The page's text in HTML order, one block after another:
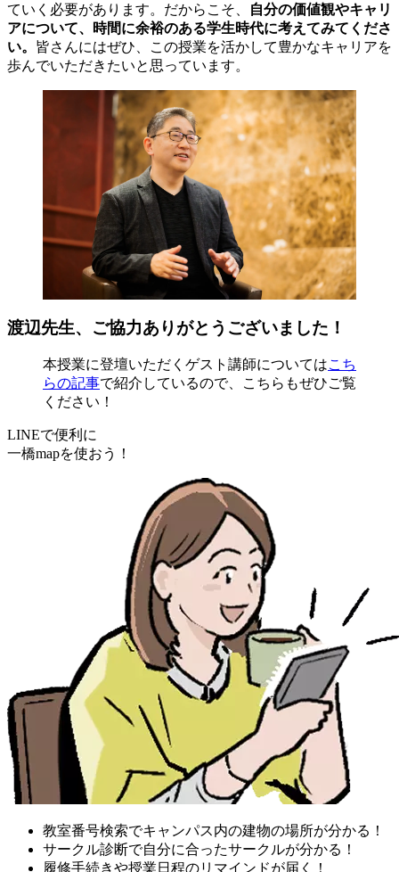
ていく必要があります。だからこそ、
自分の価値観やキャリ
アについて、時間に余裕のある学生時代に考えてみてくださ
い。 皆さんにはぜひ、この授業を活かして豊かなキャリアを
歩んでいただきたいと思っています。
渡辺先生、ご協力ありがとうございました！
本授業に登壇いただくゲスト講師についてはこち
らの記事で紹介しているので、こちらもぜひご覧
ください！
LINEで便利に
一橋mapを使おう！
教室番号検索でキャンパス内の建物の場所が分かる！
サークル診断で自分に合ったサークルが分かる！
履修手続きや授業日程のリマインドが届く！